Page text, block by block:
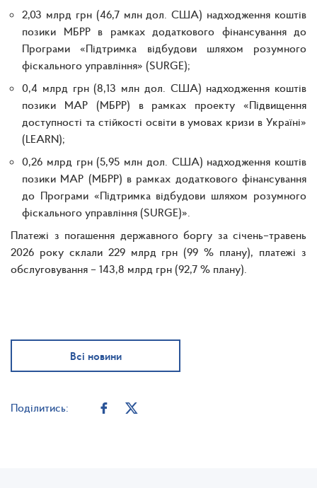
2,03 млрд грн (46,7 млн дол. США) надходження коштів
позики МБРР в рамках додаткового фінансування до
Програми «Підтримка відбудови шляхом розумного
фіскального управління» (SURGE);
0,4 млрд грн (8,13 млн дол. США) надходження коштів
позики МАР (МБРР) в рамках проекту «Підвищення
доступності та стійкості освіти в умовах кризи в Україні»
(LEARN);
0,26 млрд грн (5,95 млн дол. США) надходження коштів
позики МАР (МБРР) в рамках додаткового фінансування
до Програми «Підтримка відбудови шляхом розумного
фіскального управління (SURGE)».
Платежі з погашення державного боргу за січень–травень
2026 року склали 229 млрд грн (99 % плану), платежі з
обслуговування – 143,8 млрд грн (92,7 % плану).
Всі новини
Поділитись: